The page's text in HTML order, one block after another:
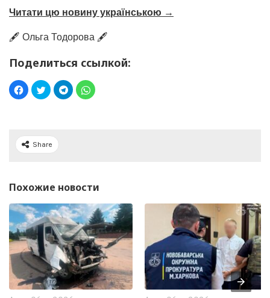
Читати цю новину українською →
🖋️ Ольга Тодорова 🖋️
Поделиться ссылкой:
Share
Похожие новости